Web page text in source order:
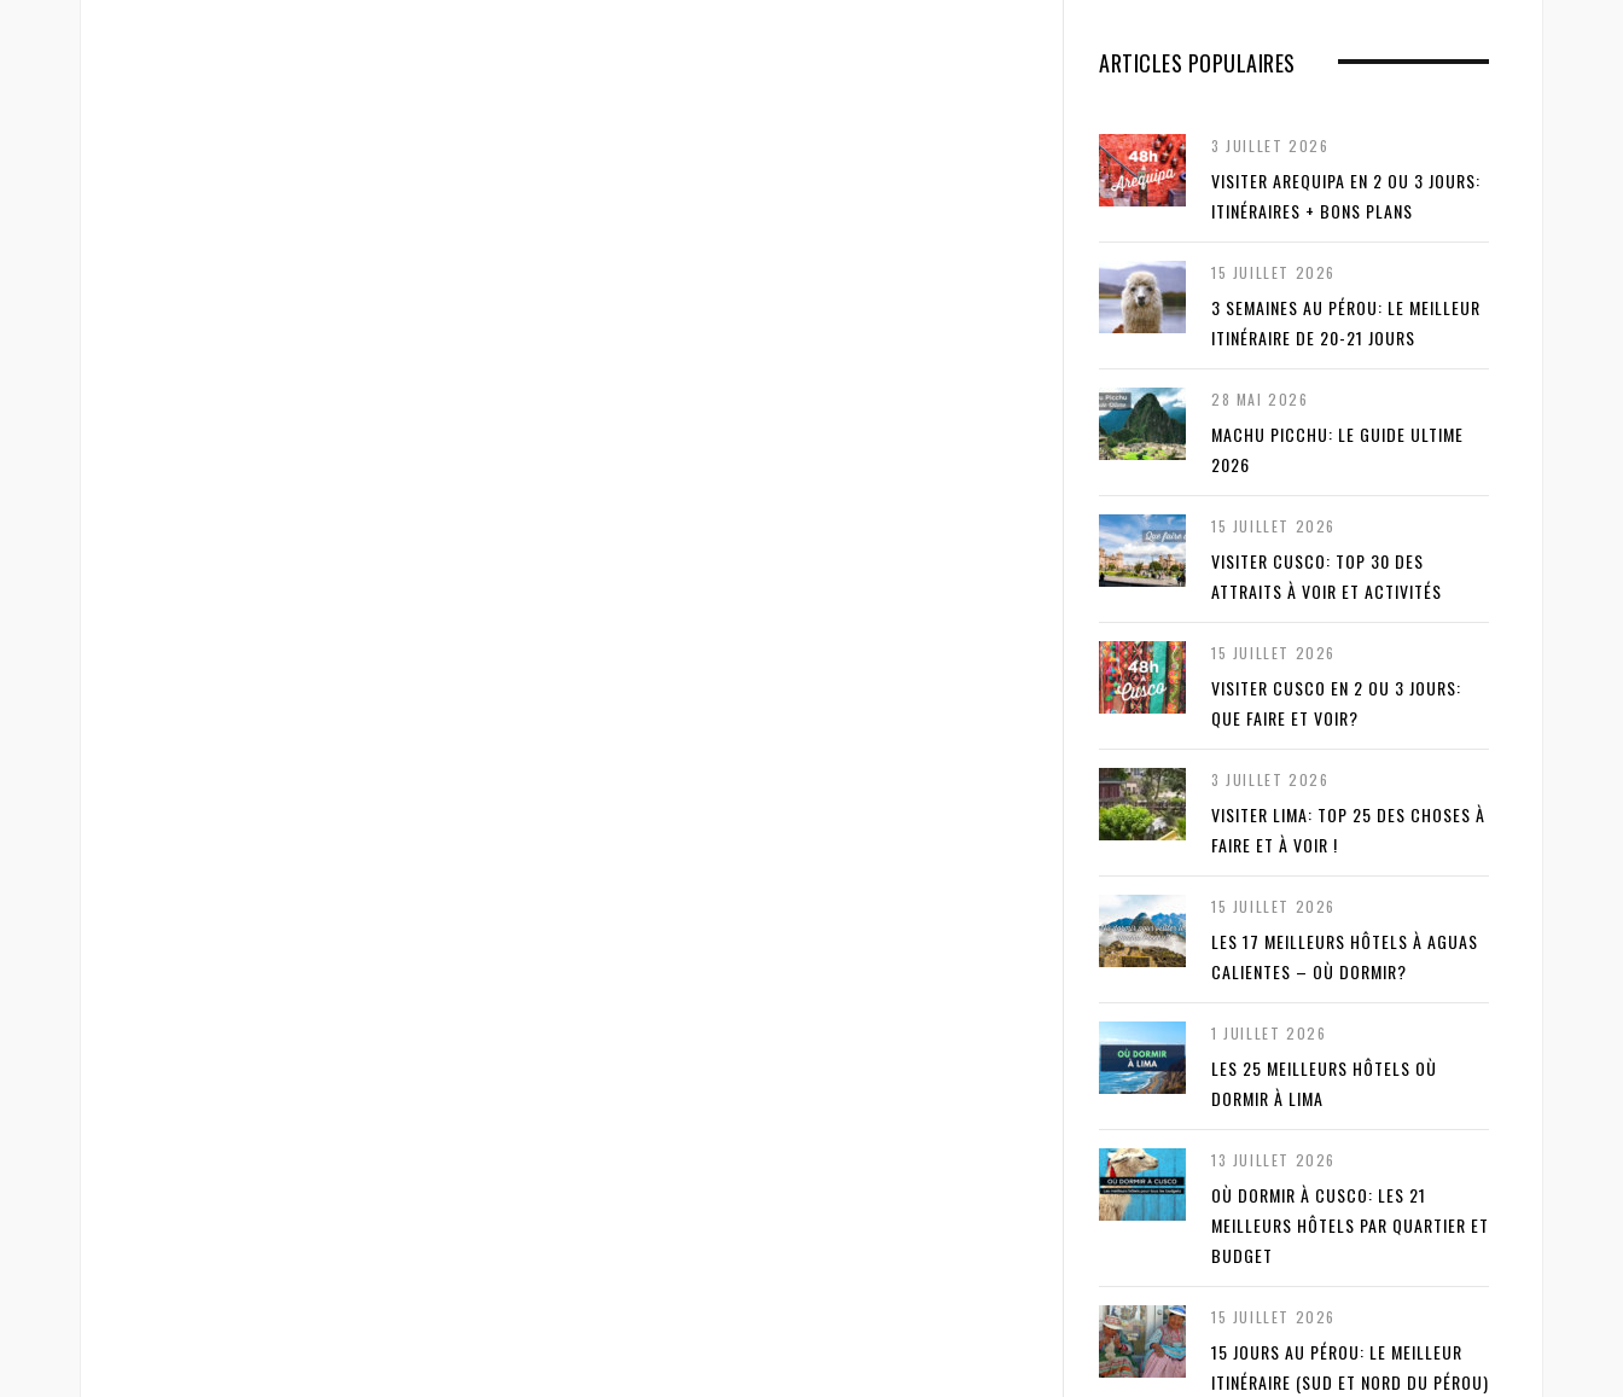
ARTICLES POPULAIRES
3 JUILLET 2026
VISITER AREQUIPA EN 2 OU 3 JOURS:
ITINÉRAIRES + BONS PLANS
15 JUILLET 2026
3 SEMAINES AU PÉROU: LE MEILLEUR
ITINÉRAIRE DE 20-21 JOURS
28 MAI 2026
MACHU PICCHU: LE GUIDE ULTIME
2026
15 JUILLET 2026
VISITER CUSCO: TOP 30 DES
ATTRAITS À VOIR ET ACTIVITÉS
15 JUILLET 2026
VISITER CUSCO EN 2 OU 3 JOURS:
QUE FAIRE ET VOIR?
3 JUILLET 2026
VISITER LIMA: TOP 25 DES CHOSES À
FAIRE ET À VOIR !
15 JUILLET 2026
LES 17 MEILLEURS HÔTELS À AGUAS
CALIENTES – OÙ DORMIR?
1 JUILLET 2026
LES 25 MEILLEURS HÔTELS OÙ
DORMIR À LIMA
13 JUILLET 2026
OÙ DORMIR À CUSCO: LES 21
MEILLEURS HÔTELS PAR QUARTIER ET
BUDGET
15 JUILLET 2026
15 JOURS AU PÉROU: LE MEILLEUR
ITINÉRAIRE (SUD ET NORD DU PÉROU)